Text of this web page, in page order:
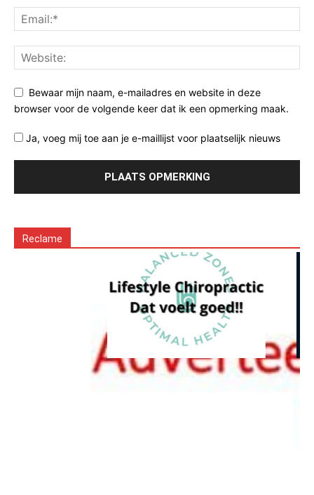
Bewaar mijn naam, e-mailadres en website in deze
browser voor de volgende keer dat ik een opmerking maak.
Ja, voeg mij toe aan je e-maillijst voor plaatselijk nieuws
Reclame